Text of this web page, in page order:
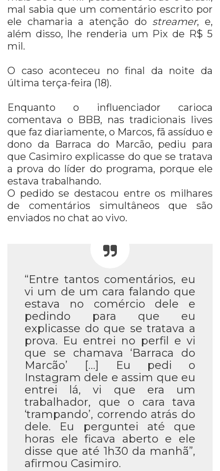
mal sabia que um comentário escrito por
ele chamaria a atenção do streamer, e,
além disso, lhe renderia um Pix de R$ 5
mil.
O caso aconteceu no final da noite da
última terça-feira (18).
Enquanto o influenciador carioca
comentava o BBB, nas tradicionais lives
que faz diariamente, o Marcos, fã assíduo e
dono da Barraca do Marcão, pediu para
que Casimiro explicasse do que se tratava
a prova do líder do programa, porque ele
estava trabalhando.
O pedido se destacou entre os milhares
de comentários simultâneos que são
enviados no chat ao vivo.
“Entre tantos comentários, eu
vi um de um cara falando que
estava no comércio dele e
pedindo para que eu
explicasse do que se tratava a
prova. Eu entrei no perfil e vi
que se chamava ‘Barraca do
Marcão’ […] Eu pedi o
Instagram dele e assim que eu
entrei lá, vi que era um
trabalhador, que o cara tava
‘trampando’, correndo atrás do
dele. Eu perguntei até que
horas ele ficava aberto e ele
disse que até 1h30 da manhã”,
afirmou Casimiro.